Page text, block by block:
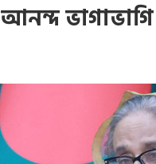
ভাগাভাগি